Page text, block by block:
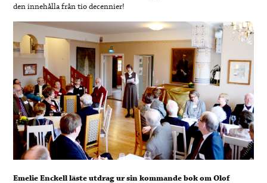
den innehålla från tio decennier!
Emelie Enckell läste utdrag ur sin kommande bok om Olof